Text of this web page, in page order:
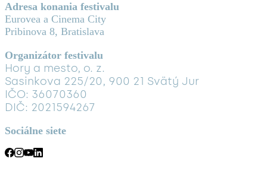
Adresa konania festivalu
Eurovea a Cinema City
Pribinova 8, Bratislava
Organizátor festivalu
Hory a mesto, o. z.
Sasinkova 225/20, 900 21 Svätý Jur
IČO: 36070360
DIČ: 2021594267
Sociálne siete